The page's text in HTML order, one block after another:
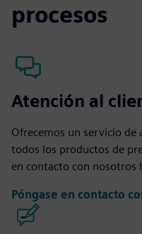
procesos
Atención al
Ofrecemos un servicio
todos los productos de
en contacto con nosotros
Póngase en contacto